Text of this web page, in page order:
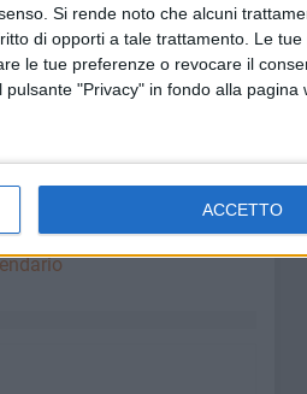
Si rende noto che alcuni
di opporti a tale trattamento. Le
le tue preferenze o revocare il
"Privacy" in fondo alla pagina
ACCETTO
poiché le elezioni si
PERSONALE SANITARIO
Andria, è tempo di Serie B:
tra riconferme e